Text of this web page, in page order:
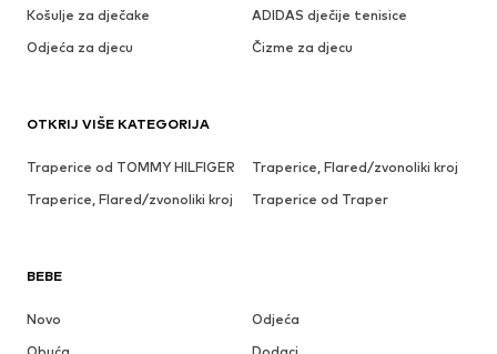
Košulje za dječake
ADIDAS dječije tenisice
Odjeća za djecu
Čizme za djecu
BEBE
Novo
Odjeća
OTKRIJ VIŠE KATEGORIJA
Traperice od TOMMY HILFIGER
Traperice, Flared/zvonoliki kroj
Traperice, Flared/zvonoliki kroj
Traperice od Traper